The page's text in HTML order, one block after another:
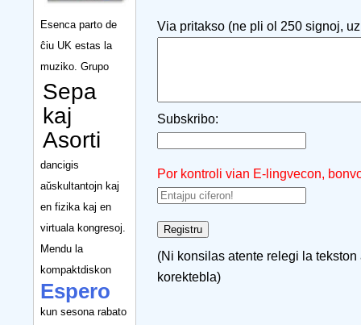
Esenca parto de
ĉiu UK estas la
muziko. Grupo
Sepa
kaj
Asorti
dancigis
aŭskultantojn kaj
en fizika kaj en
virtuala kongresoj.
Mendu la
kompaktdiskon
Espero
kun sesona rabato
Via pritakso (ne pli ol 250 signoj,
Subskribo:
Por kontroli vian E-lingvecon,
(Ni konsilas atente relegi la
korektebla)